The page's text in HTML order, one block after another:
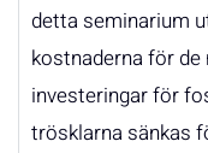
detta seminarium
kostnaderna för de
investeringar för
trösklarna sänkas